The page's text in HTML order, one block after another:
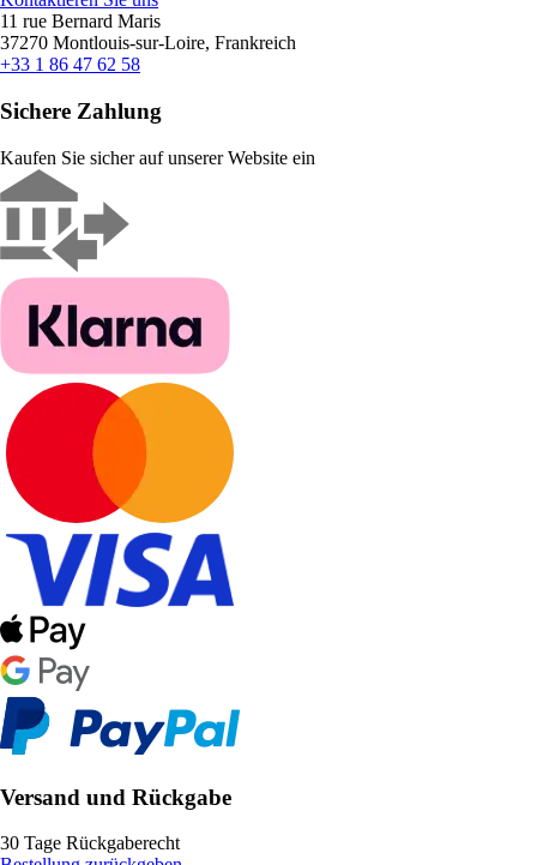
11 rue Bernard Maris
37270 Montlouis-sur-Loire, Frankreich
+33 1 86 47 62 58
Sichere Zahlung
Kaufen Sie sicher auf unserer Website ein
Versand und Rückgabe
30 Tage Rückgaberecht